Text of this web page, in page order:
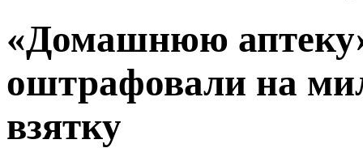
«Домашнюю
оштрафовали на
взятку